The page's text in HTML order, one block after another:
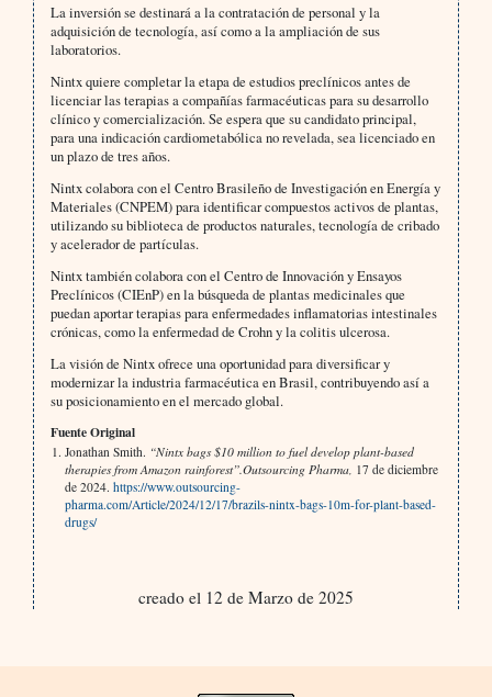
La inversión se destinará a la contratación de personal y la
adquisición de tecnología, así como a la ampliación de sus
laboratorios.
Nintx quiere completar la etapa de estudios preclínicos antes de
licenciar las terapias a compañías farmacéuticas para su desarrollo
clínico y comercialización. Se espera que su candidato principal,
para una indicación cardiometabólica no revelada, sea licenciado en
un plazo de tres años.
Nintx colabora con el Centro Brasileño de Investigación en Energía y
Materiales (CNPEM) para identificar compuestos activos de plantas,
utilizando su biblioteca de productos naturales, tecnología de cribado
y acelerador de partículas.
Nintx también colabora con el Centro de Innovación y Ensayos
Preclínicos (CIEnP) en la búsqueda de plantas medicinales que
puedan aportar terapias para enfermedades inflamatorias intestinales
crónicas, como la enfermedad de Crohn y la colitis ulcerosa.
La visión de Nintx ofrece una oportunidad para diversificar y
modernizar la industria farmacéutica en Brasil, contribuyendo así a
su posicionamiento en el mercado global.
Fuente Original
Jonathan Smith. “Nintx bags $10 million to fuel develop plant-based
therapies from Amazon rainforest”. Outsourcing Pharma, 17 de diciembre
de 2024. https://www.outsourcing-
pharma.com/Article/2024/12/17/brazils-nintx-bags-10m-for-plant-based-
drugs/
creado el 12 de Marzo de 2025